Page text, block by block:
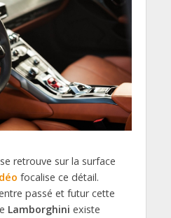
retrouve sur la surface
focalise ce détail.
passé et futur cette
Lamborghini existe